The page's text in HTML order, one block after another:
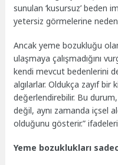
sunulan ‘kusursuz’ beden
yetersiz görmelerine neden
Ancak yeme bozukluğu
ulaşmaya çalışmadığını
kendi mevcut bedenlerini
algılarlar. Oldukça zayıf
değerlendirebilir. Bu
değil, aynı zamanda içsel
olduğunu gösterir.”
Yeme bozuklukları